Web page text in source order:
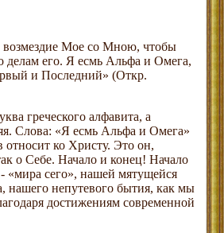
возмездие Мое со Мною, чтобы
делам его. Я есмь Альфа и Омега,
и Последний» (Откр.
греческого алфавита, а
Слова: «Я есмь Альфа и Омега»
относит ко Христу. Это он,
о Себе. Начало и конец! Начало
«мира сего», нашей мятущейся
нашего непутевого бытия, как мы
достижениям современной